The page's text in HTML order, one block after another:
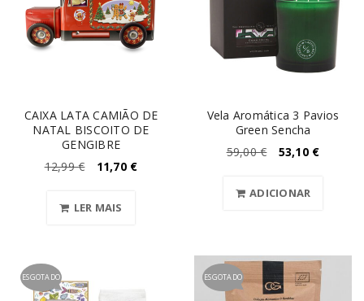
CAIXA LATA CAMIÃO DE
NATAL BISCOITO DE
GENGIBRE
12,99€ 11,70 €
LER MAIS
Vela Aromática 3 Pavios
Green Sencha
59,00€ 53,10 €
ADICIONAR
ESGOTADO ESGOTADO